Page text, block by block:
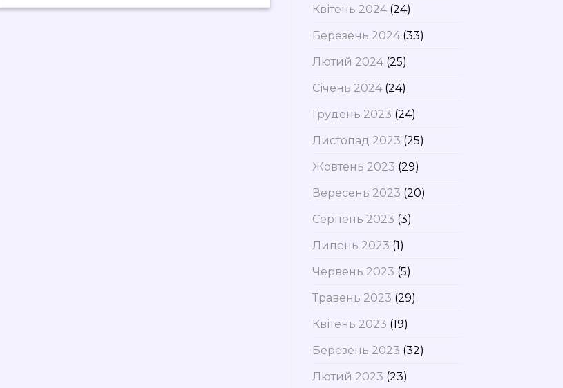
Квітень 2024(24)
Березень 2024(33)
Лютий 2024(25)
Січень 2024(24)
Грудень 2023 (24)
Листопад 2023 (25)
Жовтень 2023 (29)
Вересень 2023 (20)
Серпень 2023 (3)
Липень 2023 (1)
Червень 2023 (5)
Травень 2023 (29)
Квітень 2023 (19)
Березень 2023 (32)
Лютий 2023 (23)